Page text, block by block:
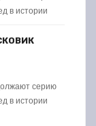
в истории
серию
в истории